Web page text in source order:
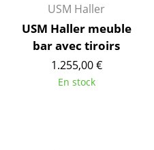
Bibliothèques
Étagères murales
Buffets & Commodes
USM Haller
USM Haller meuble
bar avec tiroirs
1.255,00 €
En stock